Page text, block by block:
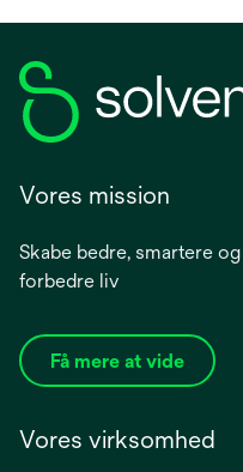
Vores mission
Skabe bedre, smartere
forbedre liv
Få mere at vide
Vores virksomhed